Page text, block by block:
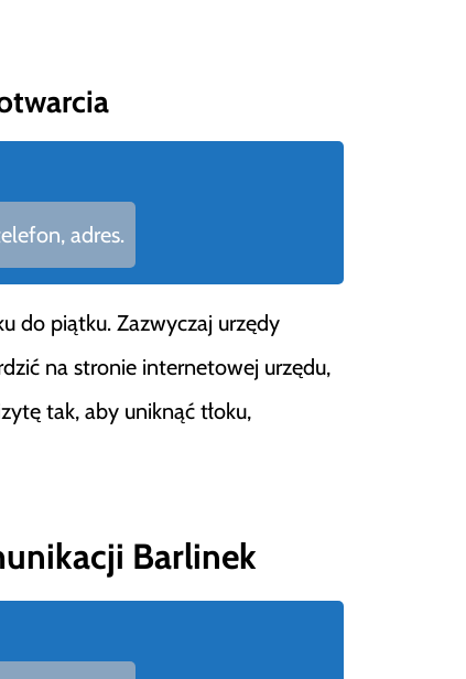
adres.
do piątku. Zazwyczaj urzędy
na stronie internetowej urzędu,
tak, aby uniknąć tłoku,
Barlinek